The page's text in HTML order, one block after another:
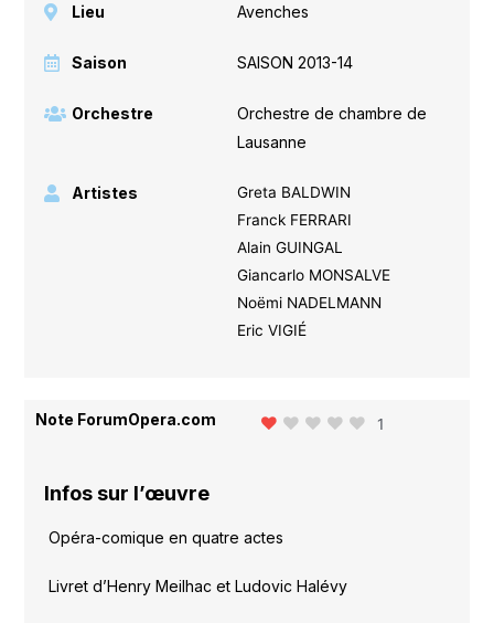
Lieu Avenches
Saison SAISON 2013-14
Orchestre
Orchestre de chambre de
Lausanne
Artistes
Greta BALDWIN
Franck FERRARI
Alain GUINGAL
Giancarlo MONSALVE
Noëmi NADELMANN
Eric VIGIÉ
Note ForumOpera.com 1
Infos sur l’œuvre
Opéra-comique en quatre actes
Livret d’Henry Meilhac et Ludovic Halévy